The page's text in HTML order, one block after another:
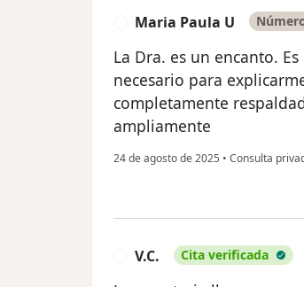
Maria Paula U
La Dra. es un encanto.
necesario para
completamente
ampliamente
24 de agosto de 2025 • Consulta
V.C. Cita verificada